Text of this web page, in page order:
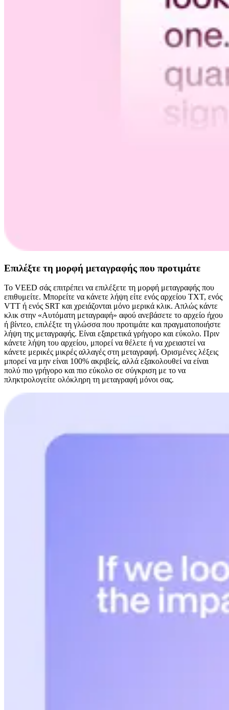
Επιλέξτε τη μορφή μεταγραφής που προτιμάτε
Το VEED σάς επιτρέπει να επιλέξετε τη μορφή μεταγραφής που
επιθυμείτε. Μπορείτε να κάνετε λήψη είτε ενός αρχείου TXT, ενός
VTT ή ενός SRT και χρειάζονται μόνο μερικά κλικ. Απλώς κάντε
κλικ στην «Αυτόματη μεταγραφή» αφού ανεβάσετε το αρχείο ήχου
ή βίντεο, επιλέξτε τη γλώσσα που προτιμάτε και πραγματοποιήστε
λήψη της μεταγραφής. Είναι εξαιρετικά γρήγορο και εύκολο. Πριν
κάνετε λήψη του αρχείου, μπορεί να θέλετε ή να χρειαστεί να
κάνετε μερικές μικρές αλλαγές στη μεταγραφή. Ορισμένες λέξεις
μπορεί να μην είναι 100% ακριβείς, αλλά εξακολουθεί να είναι
πολύ πιο γρήγορο και πιο εύκολο σε σύγκριση με το να
πληκτρολογείτε ολόκληρη τη μεταγραφή μόνοι σας.